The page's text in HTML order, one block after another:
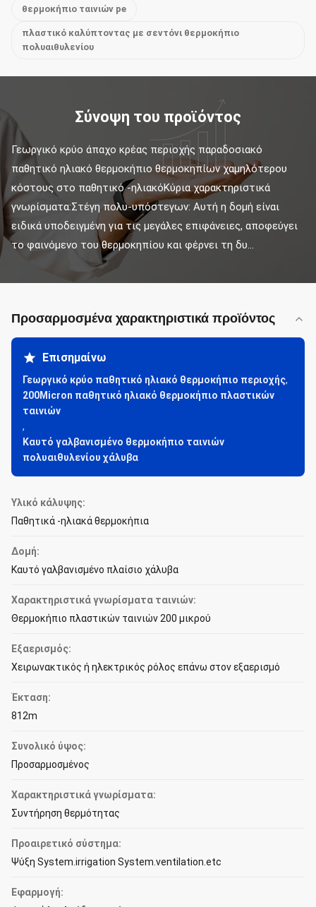
θερμοκήπιο ταινιών pe
πλαστικό καλύπτοντας με σεντόνι θερμοκήπιο
πολυαιθυλενίου
Σύνοψη του προϊόντος
Γεωργικό κρύο άπαχο κρέας περιοχής παραδοσιακό
παθητικό ηλιακό θερμοκήπιο θερμοκηπίων χαμηλότερου
κόστους στο παθητικό -ηλιακόΚύρια χαρακτηριστικά
γνωρίσματα:Στέγη πολυ-υπόστεγων: Αυτή η δομή είναι
ειδικά υποδειγμένη για τις μεγάλες επιφάνειες, αποφεύγει
το φαινόμενο του θερμοκηπίου και φέρνει τη δυ...
Προσαρμοσμένα χαρακτηριστικά προϊόντος
Επισημαίνω
Γεωργικό κρύο παθητικό ηλιακό θερμοκήπιο περιοχής,
200Micron παθητικό ηλιακό θερμοκήπιο πλαστικών
ταινιών
,
Καυτό γαλβανισμένο θερμοκήπιο ταινιών
πολυαιθυλενίου χάλυβα
Υλικό κάλυψης:
Παθητικά -ηλιακά θερμοκήπια
Δομή:
Καυτό γαλβανισμένο πλαίσιο χάλυβα
Χαρακτηριστικά γνωρίσματα ταινιών:
Θερμοκήπιο πλαστικών ταινιών 200 μικρού
Εξαερισμός:
Χειρωνακτικός ή ηλεκτρικός ρόλος επάνω στον εξαερισμό
Έκταση:
812m
Συνολικό ύψος:
Προσαρμοσμένος
Χαρακτηριστικά γνωρίσματα:
Συντήρηση θερμότητας
Προαιρετικό σύστημα:
Ψύξη System.irrigation System.ventilation.etc
Εφαρμογή: